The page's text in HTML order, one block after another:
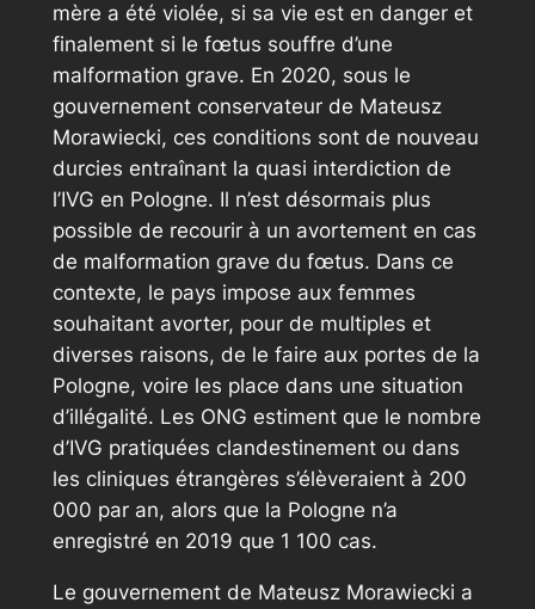
mère a été violée, si sa vie est en danger et
finalement si le fœtus souffre d’une
malformation grave. En 2020, sous le
gouvernement conservateur de Mateusz
Morawiecki, ces conditions sont de nouveau
durcies entraînant la quasi interdiction de
l’IVG en Pologne. Il n’est désormais plus
possible de recourir à un avortement en cas
de malformation grave du fœtus. Dans ce
contexte, le pays impose aux femmes
souhaitant avorter, pour de multiples et
diverses raisons, de le faire aux portes de la
Pologne, voire les place dans une situation
d’illégalité. Les ONG estiment que le nombre
d’IVG pratiquées clandestinement ou dans
les cliniques étrangères s’élèveraient à 200
000 par an, alors que la Pologne n’a
enregistré en 2019 que 1 100 cas.
Le gouvernement de Mateusz Morawiecki a